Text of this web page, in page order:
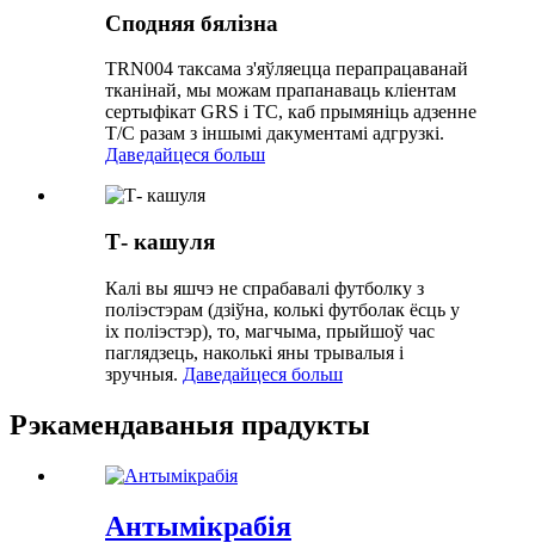
Сподняя бялізна
TRN004 таксама з'яўляецца перапрацаванай
тканінай, мы можам прапанаваць кліентам
сертыфікат GRS і TC, каб прымяніць адзенне
T/C разам з іншымі дакументамі адгрузкі.
Даведайцеся больш
Т- кашуля
Калі вы яшчэ не спрабавалі футболку з
поліэстэрам (дзіўна, колькі футболак ёсць у
іх поліэстэр), то, магчыма, прыйшоў час
паглядзець, наколькі яны трывалыя і
зручныя. Даведайцеся больш
Рэкамендаваныя прадукты
Антымікрабія